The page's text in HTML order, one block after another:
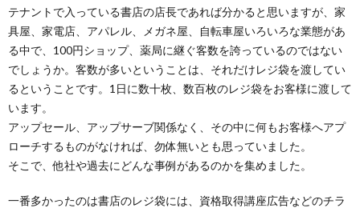
テナントで入っている書店の店長であれば分かると思いますが、家
具屋、家電店、アパレル、メガネ屋、自転車屋いろいろな業態があ
る中で、100円ショップ、薬局に継ぐ客数を誇っているのではない
でしょうか。客数が多いということは、それだけレジ袋を渡してい
るということです。1日に数十枚、数百枚のレジ袋をお客様に渡して
います。
アップセール、アップサーブ関係なく、その中に何もお客様へアプ
ローチするものがなければ、勿体無いとも思っていました。
そこで、他社や過去にどんな事例があるのかを集めました。
一番多かったのは書店のレジ袋には、資格取得講座広告などのチラ